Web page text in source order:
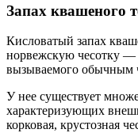
Запах квашеного
Кисловатый запах
норвежскую чесотку —
вызываемого обычным
У нее существует
характеризующих
корковая, крустозная